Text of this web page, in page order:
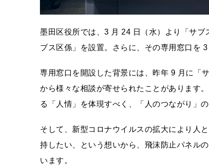
墨田区役所では、3 月 24 日（水）より「サ
ブス区係」を設置。さらに、その専用窓口を
専用窓口を開設した背景には、昨年 9 月に「
から様々な相談が寄せられたことがあります
る「人情」を体現すべく、「人のつながり」
そして、新型コロナウイルスの拡大により人
持したい、という想いから、飛沫防止パネル
います。